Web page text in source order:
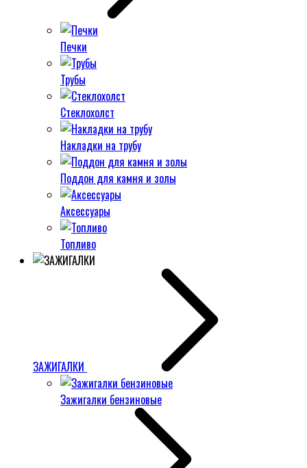
Печки
Трубы
Стеклохолст
Накладки на трубу
Поддон для камня и золы
Аксессуары
Топливо
ЗАЖИГАЛКИ
Зажигалки бензиновые